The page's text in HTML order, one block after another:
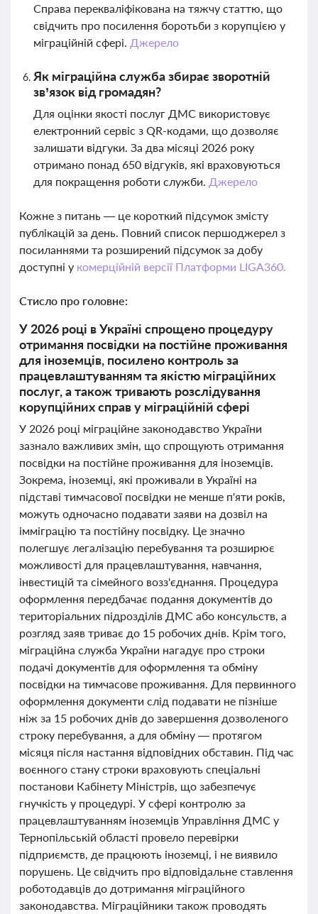
Справа перекваліфікована на тяжчу статтю, що
свідчить про посилення боротьби з корупцією у
міграційній сфері. Джерело
Як міграційна служба збирає зворотній
зв’язок від громадян?
Для оцінки якості послуг ДМС використовує
електронний сервіс з QR-кодами, що дозволяє
залишати відгуки. За два місяці 2026 року
отримано понад 650 відгуків, які враховуються
для покращення роботи служби. Джерело
Кожне з питань — це короткий підсумок змісту
публікацій за день. Повний список першоджерел з
посиланнями та розширений підсумок за добу
доступні у комерційній версії Платформи LIGA360.
Стисло про головне:
У 2026 році в Україні спрощено процедуру
отримання посвідки на постійне проживання
для іноземців, посилено контроль за
працевлаштуванням та якістю міграційних
послуг, а також тривають розслідування
корупційних справ у міграційній сфері
У 2026 році міграційне законодавство України
зазнало важливих змін, що спрощують отримання
посвідки на постійне проживання для іноземців.
Зокрема, іноземці, які проживали в Україні на
підставі тимчасової посвідки не менше п'яти років,
можуть одночасно подавати заяви на дозвіл на
імміграцію та постійну посвідку. Це значно
полегшує легалізацію перебування та розширює
можливості для працевлаштування, навчання,
інвестицій та сімейного возз'єднання. Процедура
оформлення передбачає подання документів до
територіальних підрозділів ДМС або консульств, а
розгляд заяв триває до 15 робочих днів. Крім того,
міграційна служба України нагадує про строки
подачі документів для оформлення та обміну
посвідки на тимчасове проживання. Для первинного
оформлення документи слід подавати не пізніше
ніж за 15 робочих днів до завершення дозволеного
строку перебування, а для обміну — протягом
місяця після настання відповідних обставин. Під час
воєнного стану строки враховують спеціальні
постанови Кабінету Міністрів, що забезпечує
гнучкість у процедурі. У сфері контролю за
працевлаштуванням іноземців Управління ДМС у
Тернопільській області провело перевірки
підприємств, де працюють іноземці, і не виявило
порушень. Це свідчить про відповідальне ставлення
роботодавців до дотримання міграційного
законодавства. Міграційники також проводять